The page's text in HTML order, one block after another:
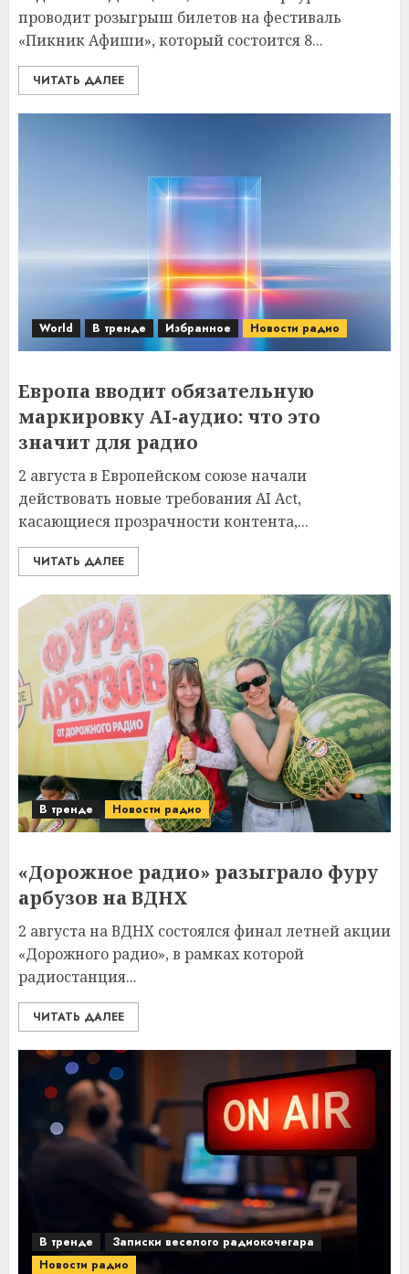
проводит розыгрыш билетов на фестиваль
«Пикник Афиши», который состоится 8...
ЧИТАТЬ ДАЛЕЕ
World В тренде Избранное Новости радио
Европа вводит обязательную
маркировку AI-аудио: что это
значит для радио
2 августа в Европейском союзе начали
действовать новые требования AI Act,
касающиеся прозрачности контента,...
ЧИТАТЬ ДАЛЕЕ
В тренде Новости радио
«Дорожное радио» разыграло фуру
арбузов на ВДНХ
2 августа на ВДНХ состоялся финал летней акции
«Дорожного радио», в рамках которой
радиостанция...
ЧИТАТЬ ДАЛЕЕ
В тренде
Записки веселого радиокочегара
Новости радио